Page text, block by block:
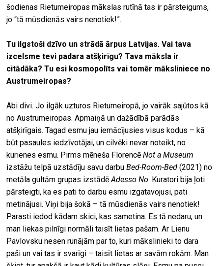
šodienas Rietumeiropas mākslas rutīnā tas ir pārsteigums,
jo “tā mūsdienās vairs nenotiek!”.
Tu ilgstoši dzīvo un strādā ārpus Latvijas. Vai tava
izcelsme tevi padara atšķirīgu? Tava māksla ir
citādāka? Tu esi kosmopolīts vai tomēr māksliniece no
Austrumeiropas?
Abi divi. Jo ilgāk uzturos Rietumeiropā, jo vairāk sajūtos kā
no Austrumeiropas. Apmaiņā un dažādībā parādās
atšķirīgais. Tagad esmu jau iemācījusies visus kodus – kā
būt pasaules iedzīvotājai, un cilvēki nevar noteikt, no
kurienes esmu. Pirms mēneša FlorencēNot a Museum
izstāžu telpā uzstādīju savu darbuBed-Room-Bed(2021) no
metāla gultām grupas izstādēAdesso No. Kuratori bija ļoti
pārsteigti, ka es pati to darbu esmu izgatavojusi, pati
metinājusi. Viņi bija šokā – tā mūsdienās vairs nenotiek!
Parasti iedod kādam skici, kas sametina. Es tā nedaru, un
man liekas pilnīgi normāli taisīt lietas pašam. Ar Lienu
Pavlovsku nesen runājām par to, kuri mākslinieki to dara
paši un vai tas ir svarīgi – taisīt lietas ar savām rokām. Man